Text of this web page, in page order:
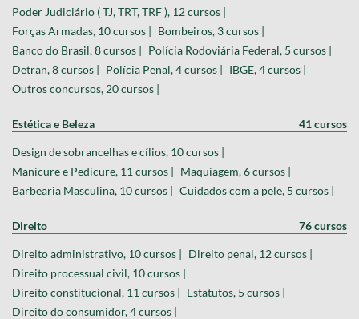
Poder Judiciário ( TJ, TRT, TRF ), 12 cursos |
Forças Armadas, 10 cursos | Bombeiros, 3 cursos |
Banco do Brasil, 8 cursos | Polícia Rodoviária Federal, 5 cursos |
Detran, 8 cursos | Polícia Penal, 4 cursos | IBGE, 4 cursos |
Outros concursos, 20 cursos |
Estética e Beleza 41 cursos
Design de sobrancelhas e cílios, 10 cursos |
Manicure e Pedicure, 11 cursos | Maquiagem, 6 cursos |
Barbearia Masculina, 10 cursos | Cuidados com a pele, 5 cursos |
Direito 76 cursos
Direito administrativo, 10 cursos | Direito penal, 12 cursos |
Direito processual civil, 10 cursos |
Direito constitucional, 11 cursos | Estatutos, 5 cursos |
Direito do consumidor, 4 cursos |